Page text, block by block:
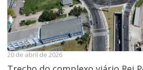
20 de abril de 2026